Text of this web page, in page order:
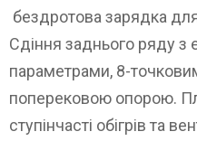
бездротова зарядка
Сдіння заднього ряду з
параметрами, 8-
поперековою опорою.
ступінчасті обігрів та